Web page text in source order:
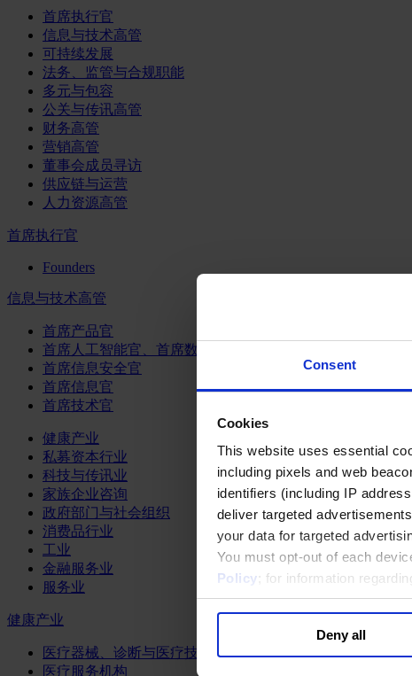
Consent
Cookies
This website uses essential
including pixels and web
identifiers (including IP
deliver targeted
your data for targeted
You must opt-out of each
Policy; for information
Deny all
首席执行官
信息与技术高管
可持续发展
法务、监管与合规职能
多元与包容
公关与传讯高管
财务高管
营销高管
董事会成员寻访
供应链与运营
人力资源高管
首席执行官
Founders
信息与技术高管
首席产品官
首席人工智能官、首席数据官和首席数据解析官
首席信息安全官
首席信息官
首席技术官
健康产业
私募资本行业
科技与传讯业
家族企业咨询
政府部门与社会组织
消费品行业
工业
金融服务业
服务业
健康产业
医疗器械、诊断与医疗技术
医疗服务机构